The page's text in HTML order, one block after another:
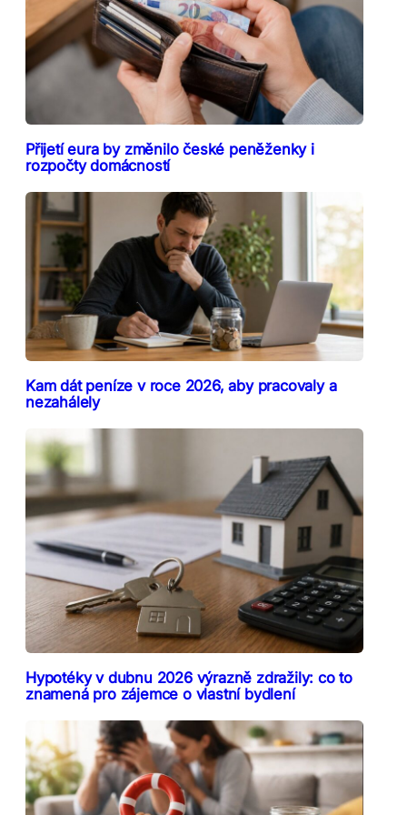
Přijetí eura by změnilo české peněženky i
rozpočty domácností
Kam dát peníze v roce 2026, aby pracovaly a
nezahálely
Hypotéky v dubnu 2026 výrazně zdražily: co to
znamená pro zájemce o vlastní bydlení